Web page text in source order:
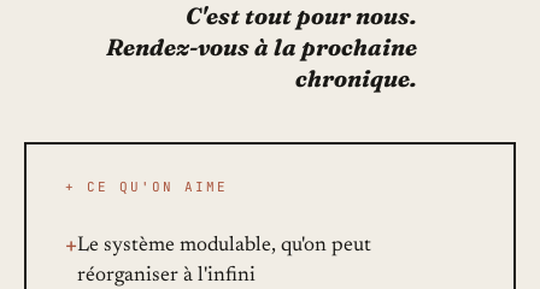
C'est tout pour nous.
Rendez-vous à la prochaine
chronique.
+ CE QU'ON AIME
+Le système modulable, qu'on peut
réorganiser à l'infini